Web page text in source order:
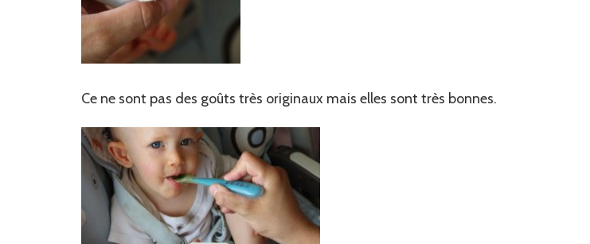
Ce ne sont pas des goûts très originaux mais elles sont très bonnes.